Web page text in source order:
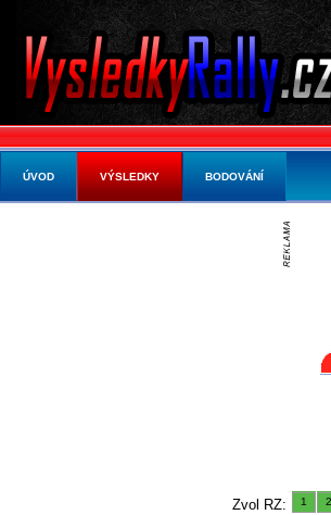
Zvol RZ: 1 2
ÚVOD VÝSLEDKY BODOVÁNÍ